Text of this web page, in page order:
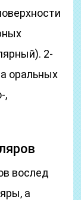
2-
оральных
,
вослед
а